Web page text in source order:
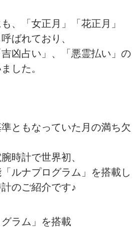
、「女正月」「花正月」
ばれており、
吉凶占い」、「悪霊払い」の
した。
ともなっていた月の満ち欠
時計で世界初、
ルナプログラム」を搭載し
のご紹介です♪
ラム」を搭載